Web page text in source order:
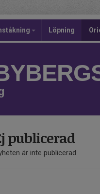
Löpning
publicerad
är inte publicerad